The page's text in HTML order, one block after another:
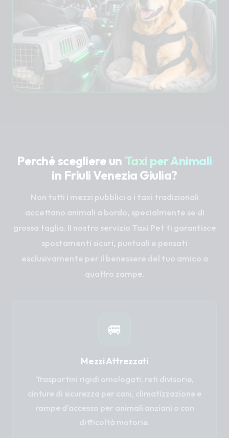
Perché scegliere un Taxi per Animali
in Friuli Venezia Giulia?
Non tutti i mezzi pubblici o i taxi tradizionali
accettano animali a bordo, specialmente se di
grossa taglia. Il nostro servizio Taxi Pet ti garantisce
spostamenti sicuri, puntuali e pensati
esclusivamente per il benessere del tuo amico a
quattro zampe.
🚐
Mezzi Attrezzati
Trasportini rigidi omologati, reti divisorie,
cinture di sicurezza per cani, climatizzazione e
rampe d'accesso per animali anziani o con
difficoltà motorie.